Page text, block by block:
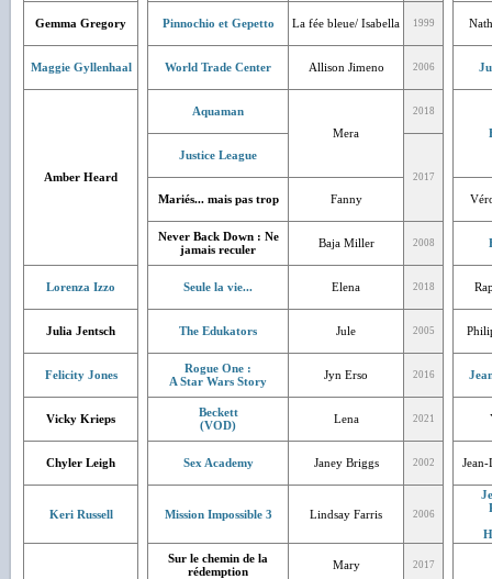
Gemma Gregory Pinnochio et Gepetto La fée bleue/ Isabella 1999
Maggie Gyllenhaal World Trade Center Allison Jimeno 2006
Amber Heard
Aquaman
Mera
2018
Justice League
2017
Mariés... mais pas trop Fanny
Never Back Down : Ne
jamais reculer
Baja Miller 2008
Lorenza Izzo Seule la vie... Elena 2018
Julia Jentsch The Edukators Jule 2005
Felicity Jones
Rogue One :
A Star Wars Story
Jyn Erso 2016
Vicky Krieps
Beckett
(VOD)
Lena 2021
Chyler Leigh Sex Academy Janey Briggs 2002
Keri Russell Mission Impossible 3 Lindsay Farris 2006
Sur le chemin de la
rédemption
Mary 2017